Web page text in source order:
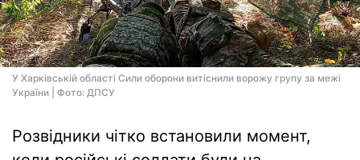
У Харківській області Сили оборони витіснили ворожу групу за межі
України | Фото: ДПСУ
Розвідники чітко встановили момент,